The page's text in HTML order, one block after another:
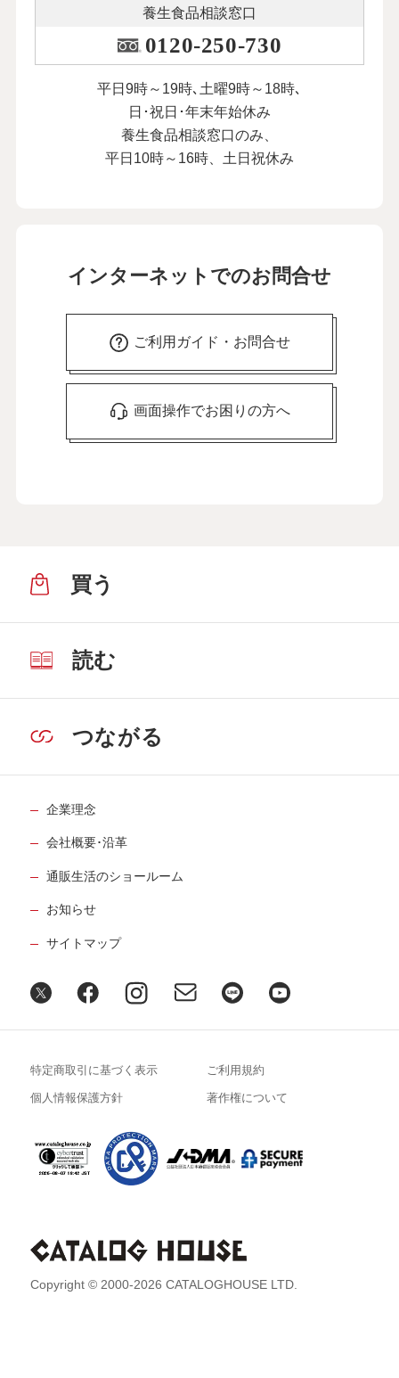
養生食品相談窓口
0120-250-730
平日9時～19時､土曜9時～18時､
日･祝日･年末年始休み
養生食品相談窓口のみ、
平日10時～16時、土日祝休み
インターネットでのお問合せ
ご利用ガイド・お問合せ
画面操作でお困りの方へ
買う
読む
つながる
企業理念
会社概要･沿革
通販生活のショールーム
お知らせ
サイトマップ
Copyright © 2000-2026 CATALOGHOUSE LTD.
特定商取引に基づく表示 ご利用規約
個人情報保護方針 著作権について